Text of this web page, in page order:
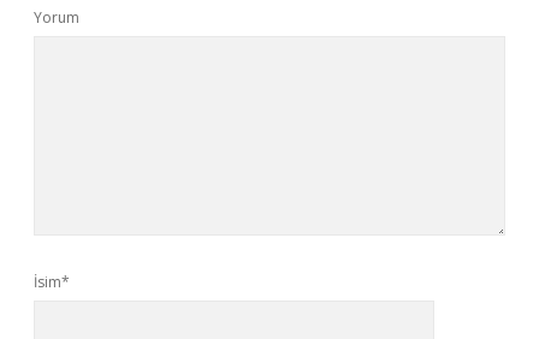
Yorum
İsim*